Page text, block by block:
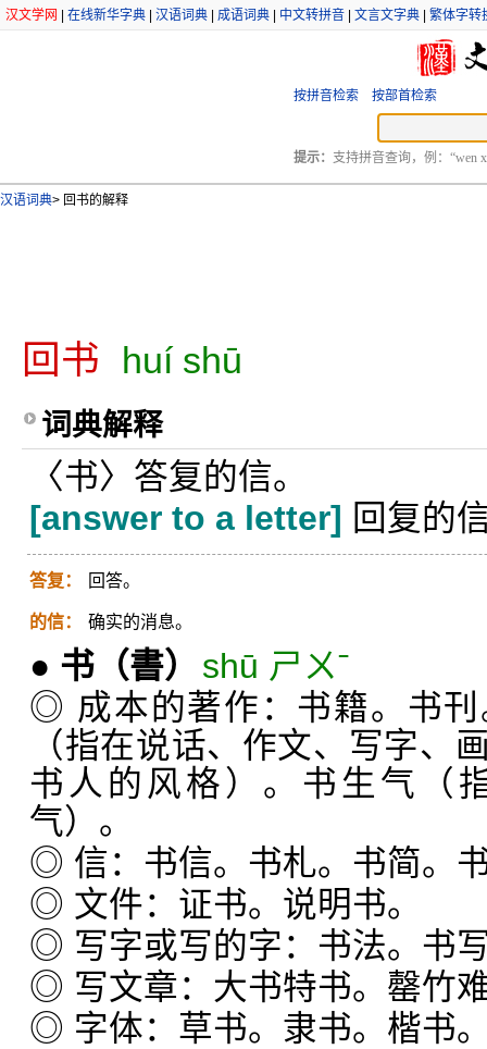
汉文学网 在线新华字典 汉语词典 成语词典 中文转拼音 文言文字典 繁体字转
按拼音检索 按部首检索
提示： 支持拼音查询，例：“wen
汉语词典> 回书的解释
回书 huí shū
词典解释
〈书〉答复的信。
[answer to a letter] 回复的
答复： 回答。
的信： 确实的消息。
● 书 （書）
shū ㄕㄨˉ
◎ 成本的著作：书籍。书
（指在说话、作文、写字、
书人的风格）。书生气（
气）。
◎ 信：书信。书札。书简。
◎ 文件：证书。说明书。
◎ 写字或写的字：书法。书
◎ 写文章：大书特书。罄竹
◎ 字体：草书。隶书。楷书